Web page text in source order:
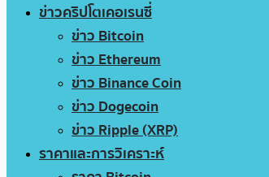
ข่าวคริปโตเคอเรนซี่
ข่าว Bitcoin
ข่าว Ethereum
ข่าว Binance Coin
ข่าว Dogecoin
ข่าว Ripple (XRP)
ราคาและการวิเคราะห์